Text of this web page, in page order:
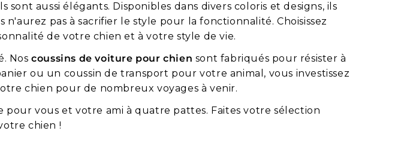
sont aussi élégants. Disponibles dans divers coloris et designs, ils
pas à sacrifier le style pour la fonctionnalité. Choisissez
de votre chien et à votre style de vie.
Noscoussins de voiture pour chien sont fabriqués pour résister à
ou un coussin de transport pour votre animal, vous investissez
chien pour de nombreux voyages à venir.
vous et votre ami à quatre pattes. Faites votre sélection
chien !